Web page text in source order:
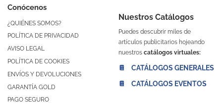
Conócenos
¿QUIÉNES SOMOS?
POLÍTICA DE PRIVACIDAD
AVISO LEGAL
POLÍTICA DE COOKIES
ENVÍOS Y DEVOLUCIONES
GARANTÍA GOLD
PAGO SEGURO
Nuestros Catálogos
Puedes descubrir miles de
artículos publicitarios hojeando
nuestros catálogos virtuales:
📔 CATÁLOGOS GENERALES
📔 CATÁLOGOS EVENTOS